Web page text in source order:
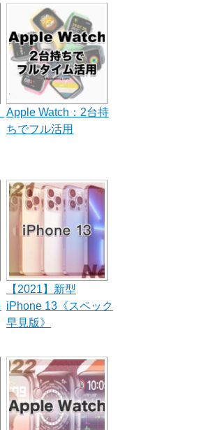
Apple Watch：2台持
ちでフル活用
【2021】新型
iPhone 13《スペック
早見版》